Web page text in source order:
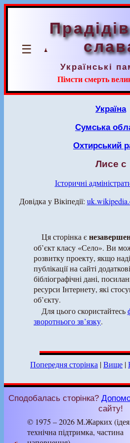
☰
Українські
Пімсти смерть
Україна
Сумська
Охтирський
Лисе с
Історичні
Довідка у Вікіпедії:
Ця сторінка є
об’єкт класу «Село». Ви
розвитку проекту, якщо
публікації на сайті
бібліографічні дані,
ресурси Інтернету, які
об’єкту.
Для цього скористайтесь
зворотнього зв’язку.
Попередня сторінка |Вище |
Сподобалась сторінка?
сайту!
© 1975 – 2026 М.Жарких
технічна підтримка, частина